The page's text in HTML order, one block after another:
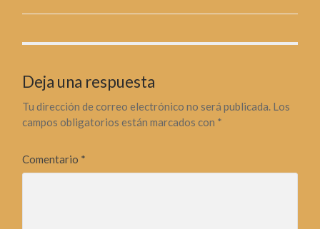
Deja una respuesta
Tu dirección de correo electrónico no será publicada. Los
campos obligatorios están marcados con *
Comentario *